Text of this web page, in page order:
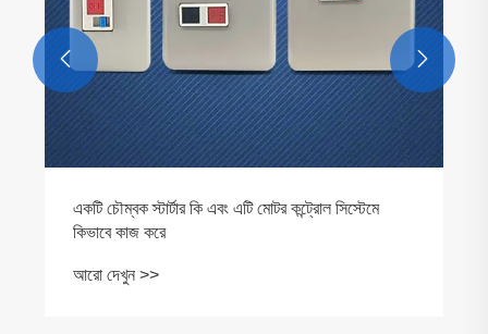
একটি চৌম্বক স্টার্টার কি এবং এটি মোটর কন্ট্রোল সিস্টেমে
কিভাবে কাজ করে
আরো দেখুন >>
 